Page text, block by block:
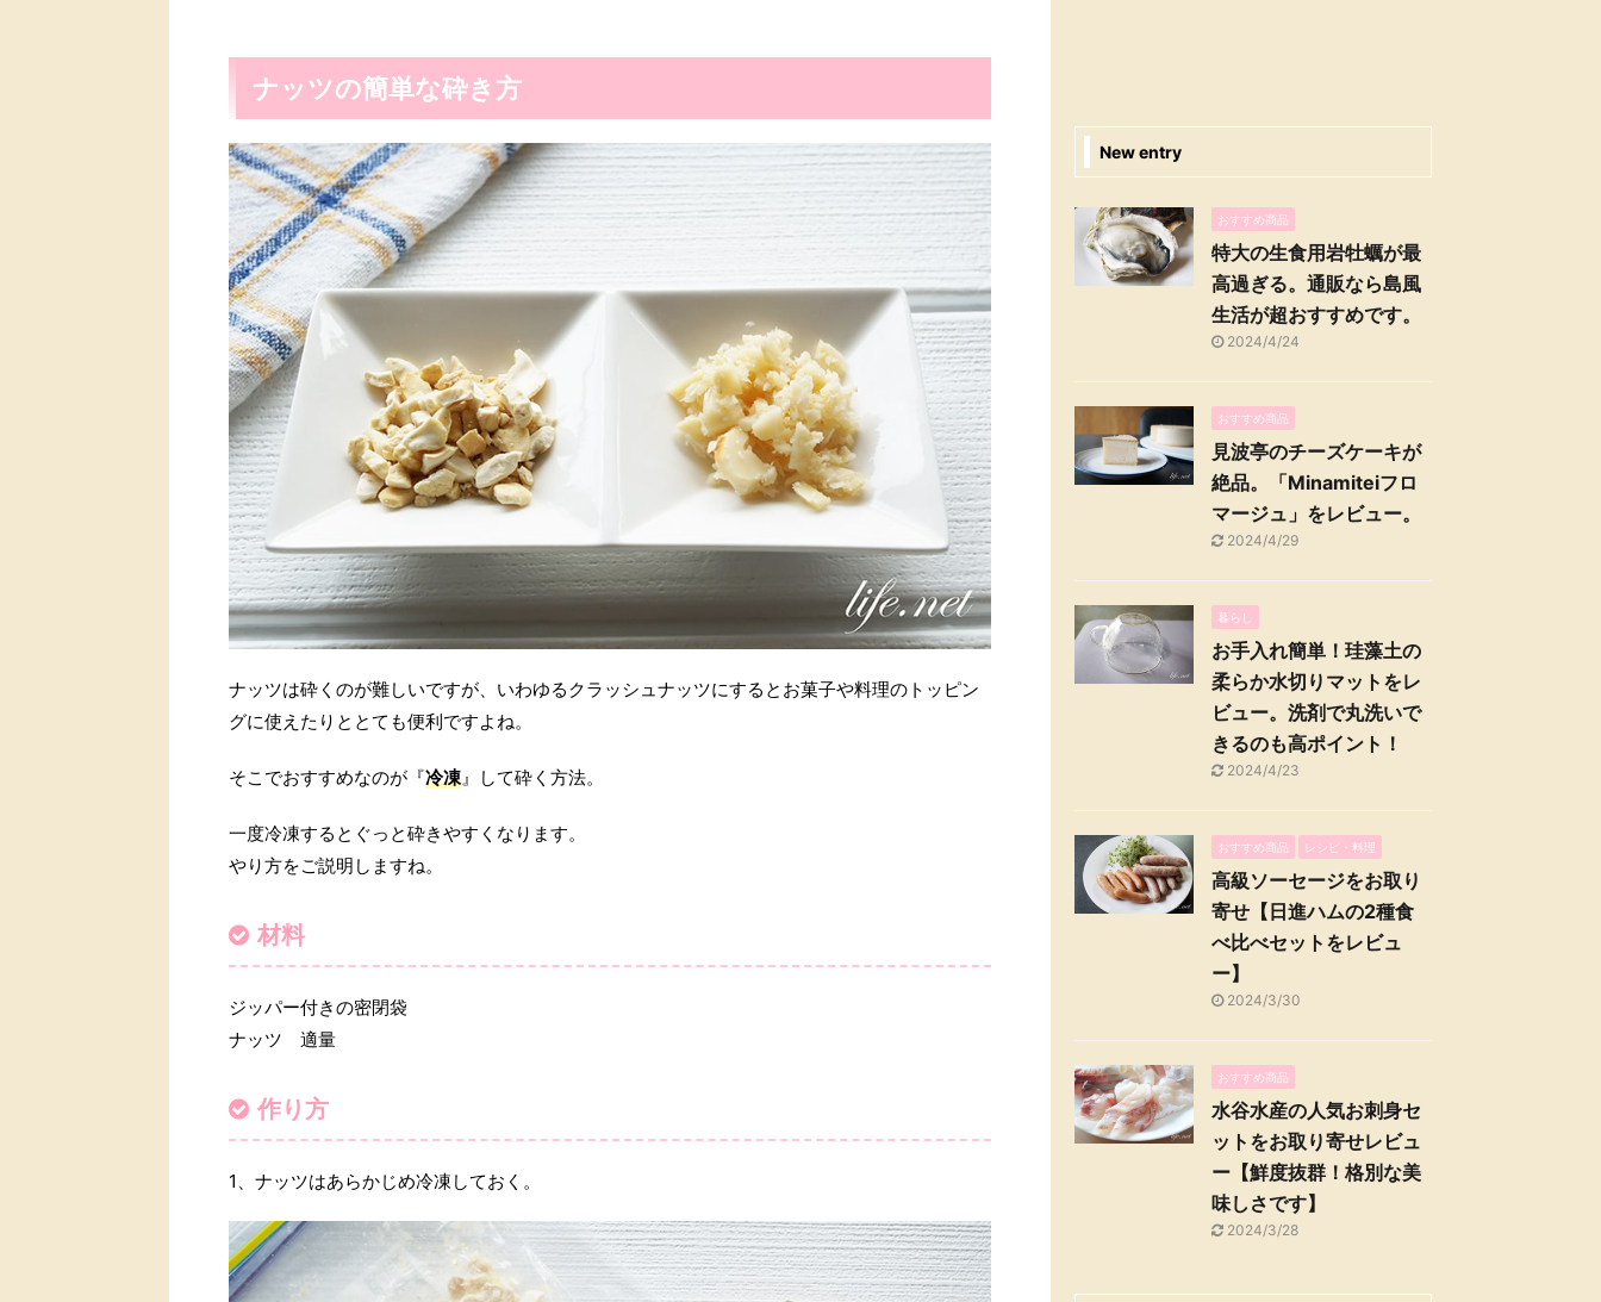
ナッツの簡単な砕き方
ナッツは砕くのが難しいですが、いわゆるクラッシュナッツにするとお菓子や料理のトッピン
グに使えたりととても便利ですよね。
そこでおすすめなのが『冷凍』して砕く方法。
一度冷凍するとぐっと砕きやすくなります。
やり方をご説明しますね。
材料
ジッパー付きの密閉袋
ナッツ 適量
作り方
1、ナッツはあらかじめ冷凍しておく。
New entry
おすすめ商品
特大の生食用岩牡蠣が最
高過ぎる。通販なら島風
生活が超おすすめです。
2024/4/24
おすすめ商品
見波亭のチーズケーキが
絶品。「Minamiteiフロ
マージュ」をレビュー。
2024/4/29
暮らし
お手入れ簡単！珪藻土の
柔らか水切りマットをレ
ビュー。洗剤で丸洗いで
きるのも高ポイント！
2024/4/23
おすすめ商品 レシピ・料理
高級ソーセージをお取り
寄せ【日進ハムの2種食
べ比べセットをレビュ
ー】
2024/3/30
おすすめ商品
水谷水産の人気お刺身セ
ットをお取り寄せレビュ
ー【鮮度抜群！格別な美
味しさです】
2024/3/28